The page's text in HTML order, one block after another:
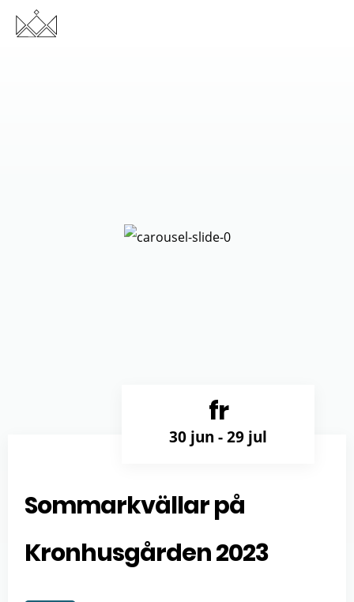
fr
30 jun - 29 jul
Sommarkvällar på
Kronhusgården 2023